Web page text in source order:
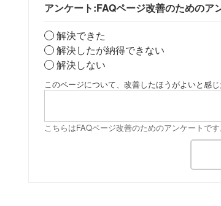
アンケート:FAQページ改善のためのア
解決できた
解決したが納得できない
解決しない
このページについて、改善したほうがよいと感
こちらはFAQページ改善のためのアンケートで